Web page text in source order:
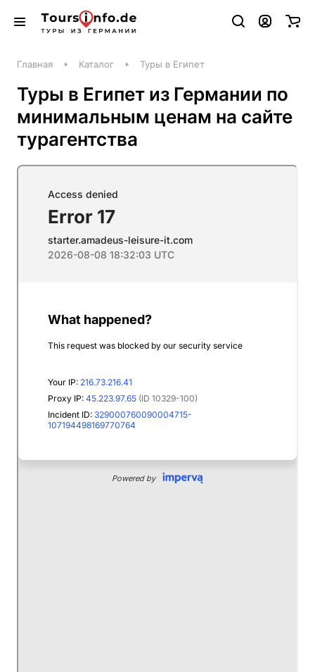
Главная Каталог Туры в Египет
Туры в Египет из Германии по
минимальным ценам на сайте
турагентства